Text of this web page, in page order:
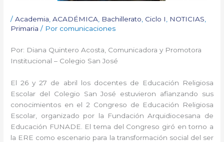
/Academia ,ACADÉMICA Bachillerato Ciclo I NOTICIAS
Primaria / Por comunicaciones
Por: Diana Quintero Acosta, Comunicadora y Promotora
Institucional – Colegio San José
El 26 y 27 de abril los docentes de Educación Religiosa
Escolar del Colegio San José estuvieron afianzando sus
conocimientos en el 2 Congreso de Educación Religiosa
Escolar, organizado por la Fundación Arquidiocesana de
Educación FUNADE. El tema del Congreso giró en torno a
la ERE como escenario para la transformación social del ser